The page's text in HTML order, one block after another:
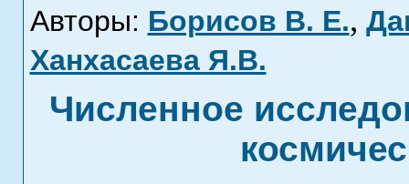
Авторы: Борисов В. Е.,
Ханхасаева Я.В.
Численное